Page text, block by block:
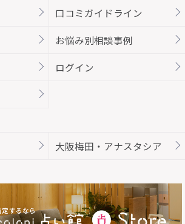
口コミガイドライン
お悩み別相談事例
ログイン
大阪梅田・アナスタシア